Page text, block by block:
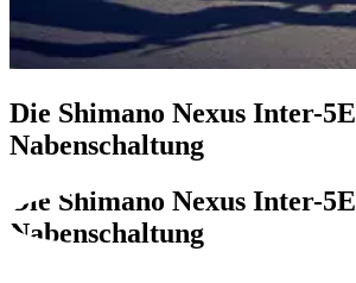
Die Shimano Nexus Inter-5E
Nabenschaltung
Die Shimano Nexus Inter-5E
Nabenschaltung